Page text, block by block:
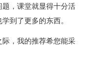
，课堂就显得十分活
到了更多的东西。
，我的推荐希您能采